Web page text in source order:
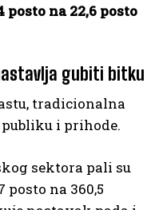
na 22,6 posto
gubiti bitku
tradicionalna
i prihode.
sektora pali su
posto na 360,5